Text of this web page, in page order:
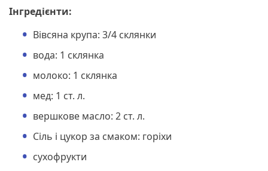
Інгредієнти:
Вівсяна крупа: 3/4 склянки
вода: 1 склянка
молоко: 1 склянка
мед: 1 ст. л.
вершкове масло: 2 ст. л.
Сіль і цукор за смаком: горіхи
сухофрукти